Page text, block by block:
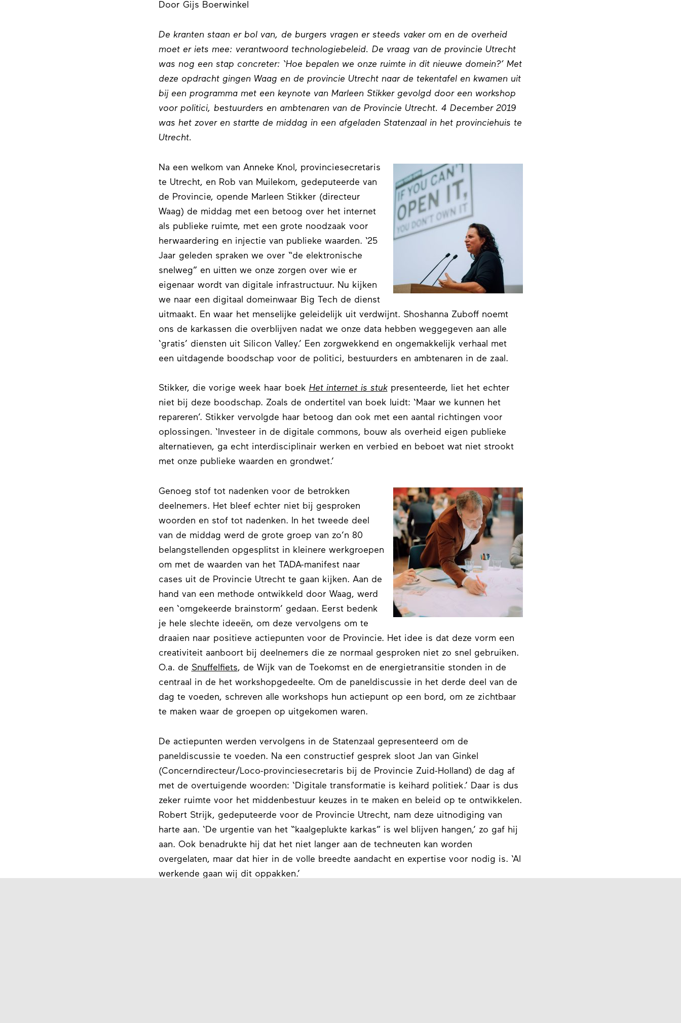
Door Gijs Boerwinkel
De kranten staan er bol van, de burgers vragen er steeds vaker om en de overheid
moet er iets mee: verantwoord technologiebeleid. De vraag van de provincie Utrecht
was nog een stap concreter: ‘Hoe bepalen we onze ruimte in dit nieuwe domein?’ Met
deze opdracht gingen Waag en de provincie Utrecht naar de tekentafel en kwamen uit
bij een programma met een keynote van Marleen Stikker gevolgd door een workshop
voor politici, bestuurders en ambtenaren van de Provincie Utrecht. 4 December 2019
was het zover en startte de middag in een afgeladen Statenzaal in het provinciehuis te
Utrecht.
Na een welkom van Anneke Knol, provinciesecretaris
te Utrecht, en Rob van Muilekom, gedeputeerde van
de Provincie, opende Marleen Stikker (directeur
Waag) de middag met een betoog over het internet
als publieke ruimte, met een grote noodzaak voor
herwaardering en injectie van publieke waarden. ‘25
Jaar geleden spraken we over “de elektronische
snelweg” en uitten we onze zorgen over wie er
eigenaar wordt van digitale infrastructuur. Nu kijken
we naar een digitaal domeinwaar Big Tech de dienst
uitmaakt. En waar het menselijke geleidelijk uit verdwijnt. Shoshanna Zuboff noemt
ons de karkassen die overblijven nadat we onze data hebben weggegeven aan alle
‘gratis’ diensten uit Silicon Valley.’ Een zorgwekkend en ongemakkelijk verhaal met
een uitdagende boodschap voor de politici, bestuurders en ambtenaren in de zaal.
Stikker, die vorige week haar boek Het internet is stukpresenteerde, liet het echter
niet bij deze boodschap. Zoals de ondertitel van boek luidt: ‘Maar we kunnen het
repareren’. Stikker vervolgde haar betoog dan ook met een aantal richtingen voor
oplossingen. ‘Investeer in de digitale commons, bouw als overheid eigen publieke
alternatieven, ga echt interdisciplinair werken en verbied en beboet wat niet strookt
met onze publieke waarden en grondwet.’
Genoeg stof tot nadenken voor de betrokken
deelnemers. Het bleef echter niet bij gesproken
woorden en stof tot nadenken. In het tweede deel
van de middag werd de grote groep van zo’n 80
belangstellenden opgesplitst in kleinere werkgroepen
om met de waarden van het TADA-manifest naar
cases uit de Provincie Utrecht te gaan kijken. Aan de
hand van een methode ontwikkeld door Waag, werd
een ‘omgekeerde brainstorm’ gedaan. Eerst bedenk
je hele slechte ideeën, om deze vervolgens om te
draaien naar positieve actiepunten voor de Provincie. Het idee is dat deze vorm een
creativiteit aanboort bij deelnemers die ze normaal gesproken niet zo snel gebruiken.
O.a. de Snuffelfiets, de Wijk van de Toekomst en de energietransitie stonden in de
centraal in de het workshopgedeelte. Om de paneldiscussie in het derde deel van de
dag te voeden, schreven alle workshops hun actiepunt op een bord, om ze zichtbaar
te maken waar de groepen op uitgekomen waren.
De actiepunten werden vervolgens in de Statenzaal gepresenteerd om de
paneldiscussie te voeden. Na een constructief gesprek sloot Jan van Ginkel
(Concerndirecteur/Loco-provinciesecretaris bij de Provincie Zuid-Holland) de dag af
met de overtuigende woorden: ‘Digitale transformatie is keihard politiek.’ Daar is dus
zeker ruimte voor het middenbestuur keuzes in te maken en beleid op te ontwikkelen.
Robert Strijk, gedeputeerde voor de Provincie Utrecht, nam deze uitnodiging van
harte aan. ‘De urgentie van het “kaalgeplukte karkas” is wel blijven hangen,’ zo gaf hij
aan. Ook benadrukte hij dat het niet langer aan de techneuten kan worden
overgelaten, maar dat hier in de volle breedte aandacht en expertise voor nodig is. ‘Al
werkende gaan wij dit oppakken.’